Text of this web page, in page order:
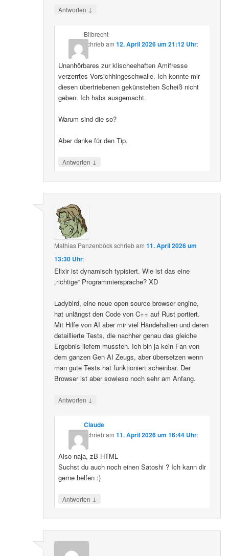
Antworten ↓
Bilbrecht
schriebam 12. April 2026 um 21:12 Uhr:
Unanhörbares zur klischeehaften Amifresse
verzerrtes Vorsichhingeschwalle. Ich konnte mir
diesen übertriebenen gekünstelten Scheiß nicht
geben. Ich habs ausgemacht.
Warum sind die so?
Aber danke für den Tip.
Antworten ↓
Mathias Panzenböckschriebam11. April 2026 um
13:30 Uhr:
Elixir ist dynamisch typisiert. Wie ist das eine
„richtige“ Programmiersprache? XD
Ladybird, eine neue open source browser engine,
hat unlängst den Code von C++ auf Rust portiert.
Mit Hilfe von AI aber mir viel Händehalten und deren
detaillierte Tests, die nachher genau das gleiche
Ergebnis liefern mussten. Ich bin ja kein Fan von
dem ganzen Gen AI Zeugs, aber übersetzen wenn
man gute Tests hat funktioniert scheinbar. Der
Browser ist aber sowieso noch sehr am Anfang.
Antworten ↓
Claude
schriebam 11. April 2026 um 16:44 Uhr:
Also naja, zB HTML
Suchst du auch noch einen Satoshi ? Ich kann dir
gerne helfen :)
Antworten ↓